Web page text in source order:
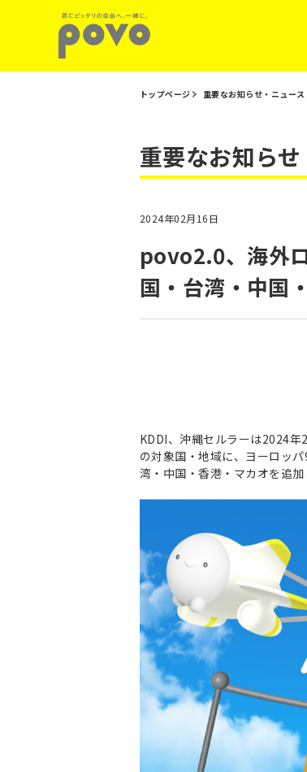
トップページ 重要なお知らせ・ニュース
重要なお知ら
2024年02月16日
povo2.0、海外
国・台湾・中国
KDDI、沖縄セルラーは2024年
の対象国・地域に、ヨーロッ
湾・中国・香港・マカオを追加